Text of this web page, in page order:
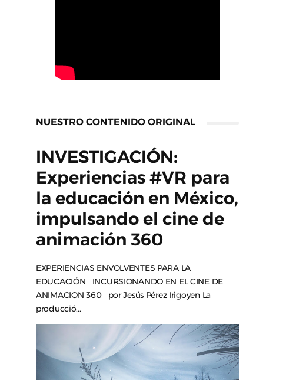
NUESTRO CONTENIDO ORIGINAL
INVESTIGACIÓN:
Experiencias #VR para
la educación en México,
impulsando el cine de
animación 360
EXPERIENCIAS ENVOLVENTES PARA LA
EDUCACIÓN INCURSIONANDO EN EL CINE DE
ANIMACION 360 por Jesús Pérez Irigoyen La
producció...